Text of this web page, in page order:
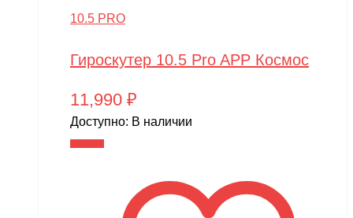
10.5 PRO
Гироскутер 10.5 Pro APP Космос
11,990 ₽
Доступно: В наличии